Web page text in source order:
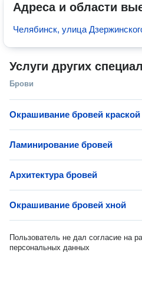
Адреса и области
Челябинск, улица
Услуги других
Брови
Окрашивание бровей краской
Ламинирование бровей
Архитектура бровей
Окрашивание бровей хной
Пользователь не дал согласие на
персональных данных